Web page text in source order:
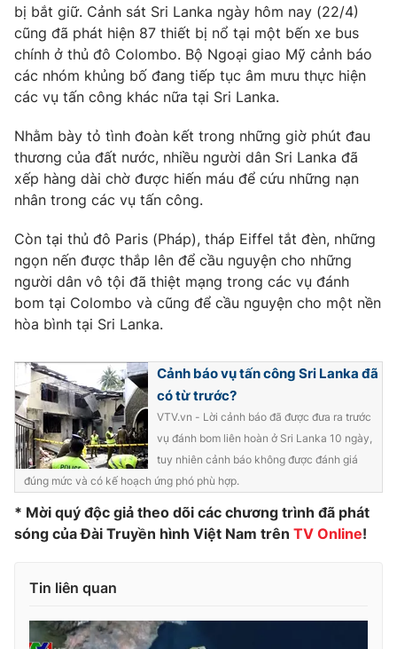
VTV Sức khoẻ Bất động sản
Thị trường 24h Tấm lòng Việt
VTV4 Vươn mình bằng AI
VTV9
Liên hệ tòa soạn English
THỜI BÁO VTV
Theo dõi báo trên
Cơ quan chủ quản:Đài Truyền hình Việt Nam
Giấy phép hoạt động báo in và báo điện tử số 483/GP-BTTTT
cấp ngày 29/12/2023
Phó Tổng Biên tập:
Tổng đài VTV:024.38 355 931 - 024.38 355 932
bị bắt giữ. Cảnh sát Sri Lanka ngày hôm nay (22/4)
cũng đã phát hiện 87 thiết bị nổ tại một bến xe bus
chính ở thủ đô Colombo. Bộ Ngoại giao Mỹ cảnh báo
các nhóm khủng bố đang tiếp tục âm mưu thực hiện
các vụ tấn công khác nữa tại Sri Lanka.
Nhằm bày tỏ tình đoàn kết trong những giờ phút đau
thương của đất nước, nhiều người dân Sri Lanka đã
xếp hàng dài chờ được hiến máu để cứu những nạn
nhân trong các vụ tấn công.
Còn tại thủ đô Paris (Pháp), tháp Eiffel tắt đèn, những
ngọn nến được thắp lên để cầu nguyện cho những
người dân vô tội đã thiệt mạng trong các vụ đánh
bom tại Colombo và cũng để cầu nguyện cho một nền
hòa bình tại Sri Lanka.
Cảnh báo vụ tấn công Sri Lanka đã
có từ trước?
VTV.vn - Lời cảnh báo đã được đưa ra trước
vụ đánh bom liên hoàn ở Sri Lanka 10 ngày,
tuy nhiên cảnh báo không được đánh giá
đúng mức và có kế hoạch ứng phó phù hợp.
* Mời quý độc giả theo dõi các chương trình đã phát
sóng của Đài Truyền hình Việt Nam trên TV Online!
Tin liên quan